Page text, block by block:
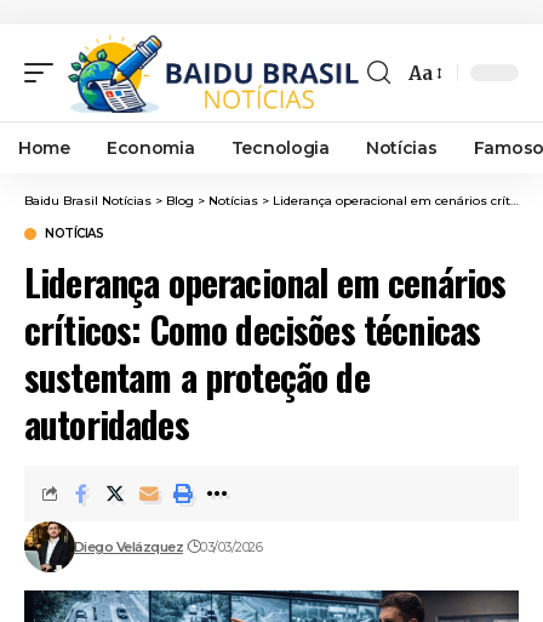
Font
Resizer
Aa
Home Economia Tecnologia Notícias
Baidu Brasil Notícias > Blog > Notícias > Liderança operacional em cenários críticos: Como decisões técnicas sustentam a proteção de autoridades
NOTÍCIAS
Liderança operacional em cenários
críticos: Como decisões técnicas
sustentam a proteção de
autoridades
Diego Velázquez 03/03/2026